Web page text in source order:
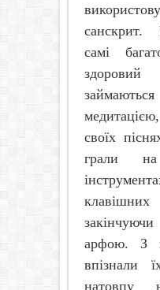
санскрит.
самі
своїх
грали на
арфою. З
впізнали
натовпу